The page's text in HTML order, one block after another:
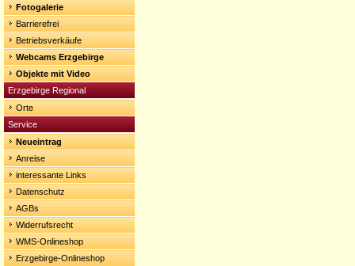
Fotogalerie
Barrierefrei
Betriebsverkäufe
Webcams Erzgebirge
Objekte mit Video
Erzgebirge Regional
Orte
Service
Neueintrag
Anreise
interessante Links
Datenschutz
AGBs
Widerrufsrecht
WMS-Onlineshop
Erzgebirge-Onlineshop